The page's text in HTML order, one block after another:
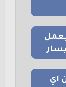
يعمل
اي